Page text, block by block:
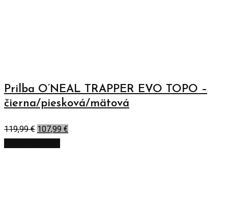
Prilba O’NEAL TRAPPER EVO TOPO –
čierna/piesková/mätová
119,99€ 107,99 €